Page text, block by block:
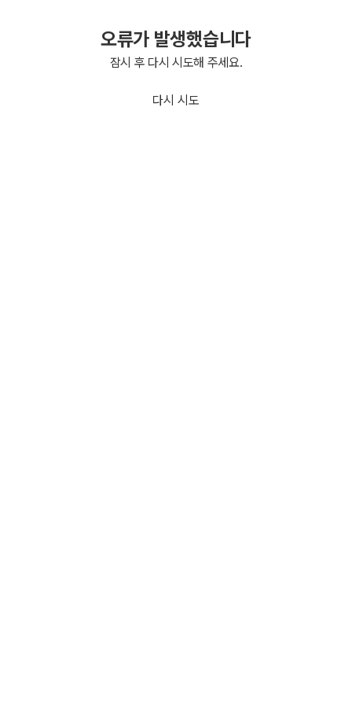
오류가 발생했습니다
잠시 후 다시 시도해 주세요.
다시 시도